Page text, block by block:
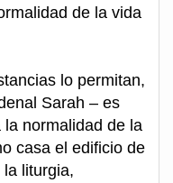
de la vida
lo permitan,
Sarah – es
normalidad de la
casa el edificio de
la liturgia,